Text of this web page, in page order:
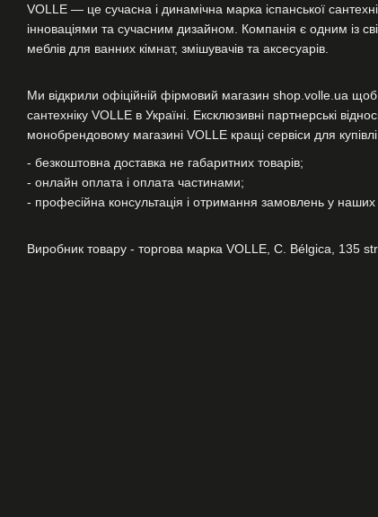
VOLLE — це сучасна і динамічна марка іспанської
інноваціями та сучасним дизайном. Компанія є одним із
меблів для ванних кімнат, змішувачів та аксесуарів.
Ми відкрили офіційній фірмовий магазин shop.volle.ua щоб
сантехніку VOLLE в Україні. Ексклюзивні партнерські
монобрендовому магазині VOLLE кращі сервіси для купівлі
- безкоштовна доставка не габаритних товарів;
- онлайн оплата і оплата частинами;
- професійна консультація і отримання замовлень у наших
Виробник товару - торгова марка VOLLE, C. Bélgica, 135